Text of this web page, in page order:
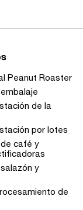
Peanut Roaster
de la
por lotes
café y
y
de